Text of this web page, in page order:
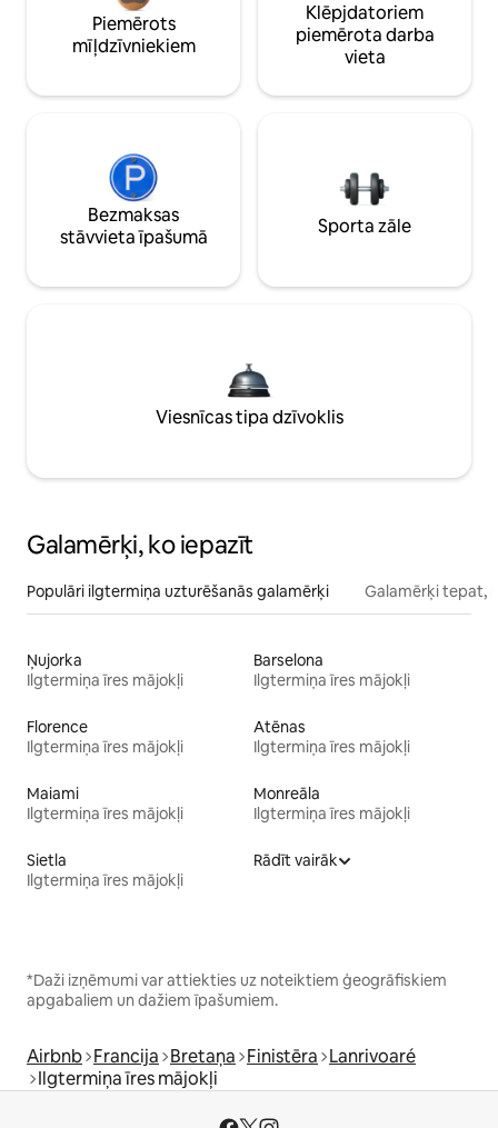
Piemērots
mīļdzīvniekiem
Klēpjdatoriem
piemērota darba
vieta
Bezmaksas
stāvvieta īpašumā
Sporta zāle
Viesnīcas tipa dzīvoklis
Galamērķi, ko iepazīt
Populāri ilgtermiņa uzturēšanās galamērķi Galamērķi tepat,
Ņujorka
Ilgtermiņa īres mājokļi
Barselona
Ilgtermiņa īres mājokļi
Florence
Ilgtermiņa īres mājokļi
Atēnas
Ilgtermiņa īres mājokļi
Maiami
Ilgtermiņa īres mājokļi
Monreāla
Ilgtermiņa īres mājokļi
Sietla
Ilgtermiņa īres mājokļi
Rādīt vairāk
*Daži izņēmumi var attiekties uz noteiktiem ģeogrāfiskiem
apgabaliem un dažiem īpašumiem.
Airbnb Francija Bretaņa Finistēra Lanrivoaré
Ilgtermiņa īres mājokļi